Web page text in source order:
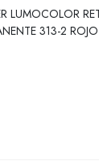
LUMOCOLOR
313-2